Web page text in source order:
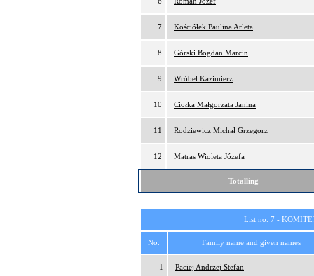
7 Kościółek Paulina Arleta
8 Górski Bogdan Marcin
9 Wróbel Kazimierz
10 Ciołka Małgorzata Janina
11 Rodziewicz Michał Grzegorz
12 Matras Wioleta Józefa
Totalling
List no. 7 -
No. Family name and given names
1 Paciej Andrzej Stefan